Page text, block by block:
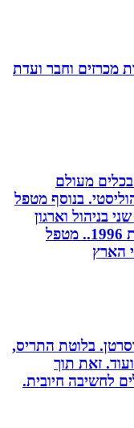
וחבר ועדת
מעולם
בנוסף מטפל
וארגון
מערכות חינוך. ניסיון טיפולי משנת 1996.. מטפל
בלוטת התריס,
זאת תוך
חיובית.